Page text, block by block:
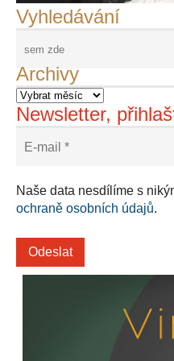
Vyhledávání
Archivy
Newsletter,
Naše data nesdílíme s
ochraně osobních údajů.